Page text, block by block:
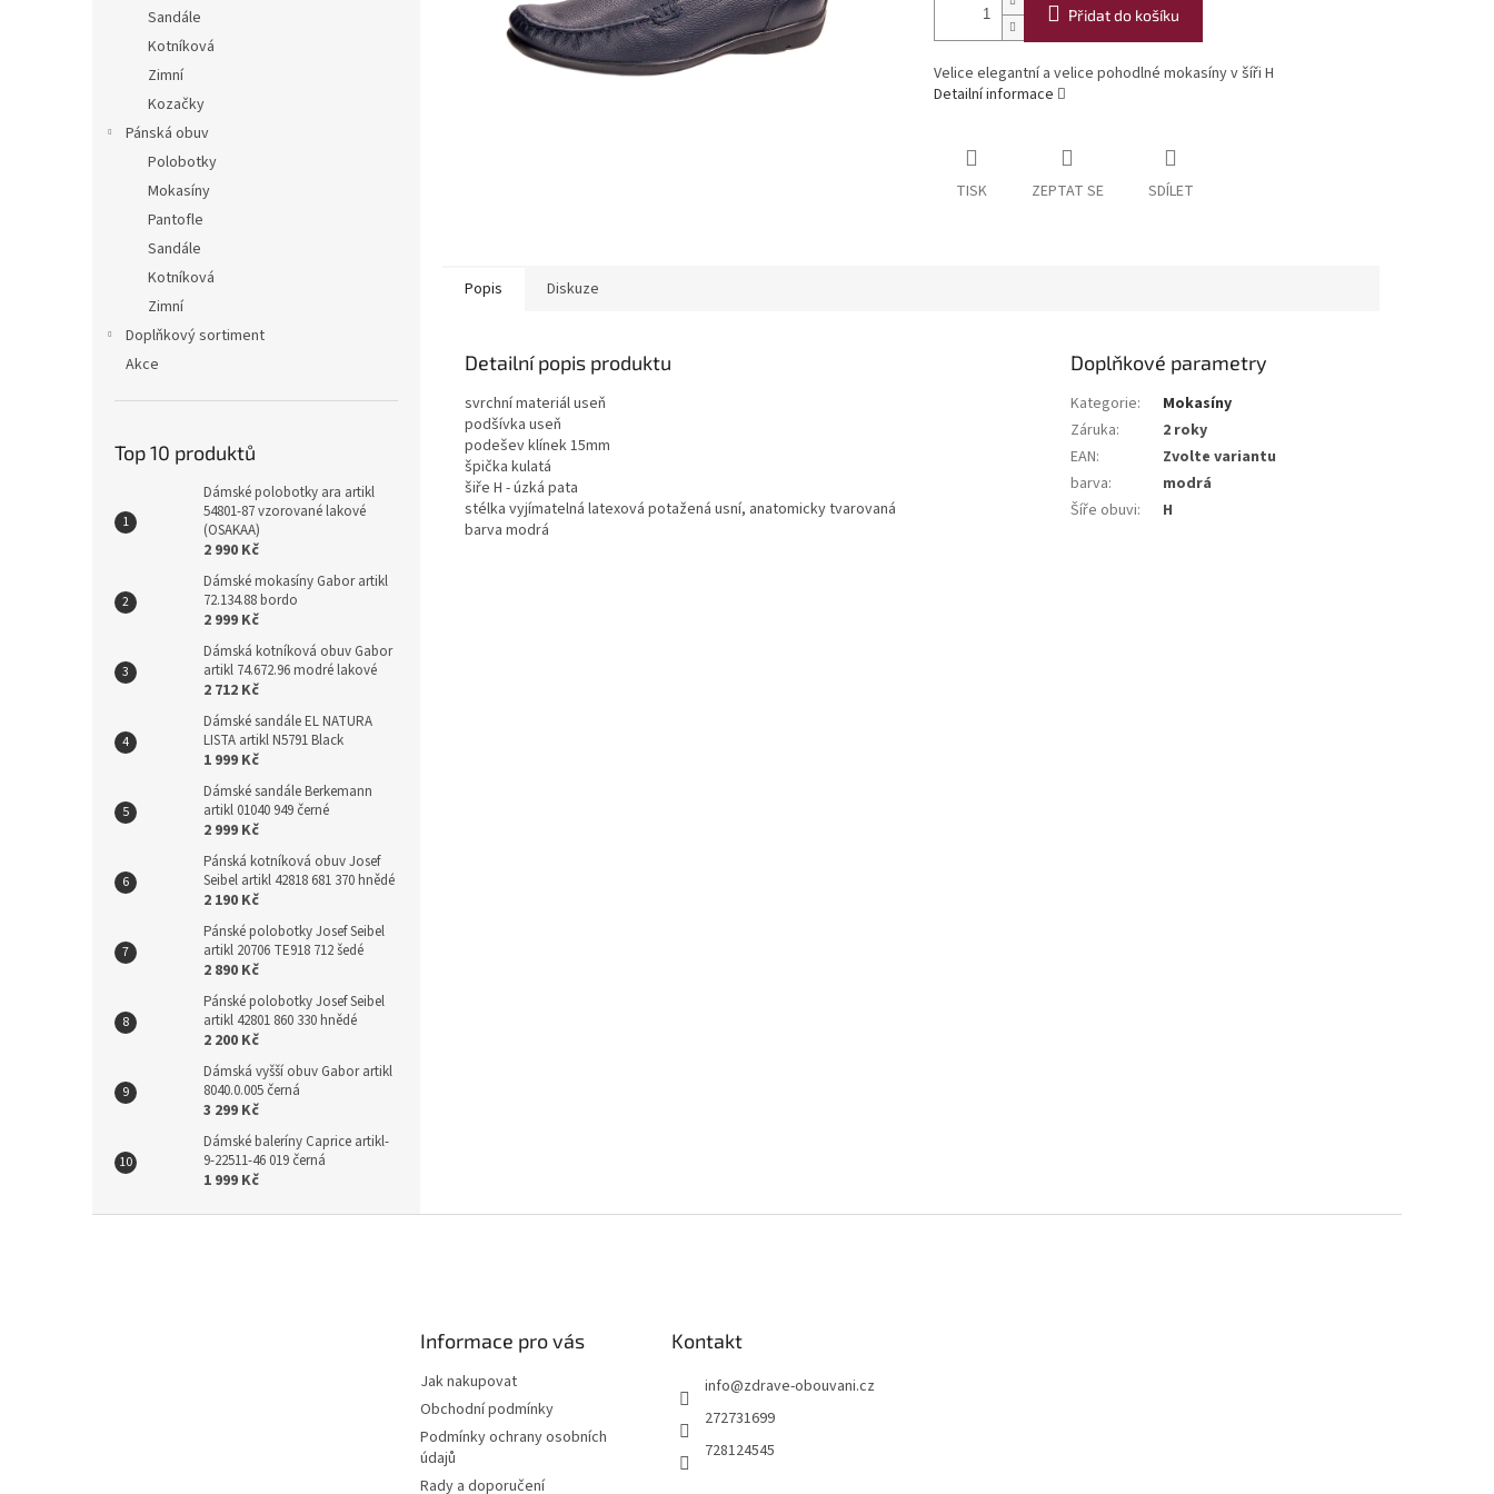
Sandále
Kotníková
Zimní
Kozačky
Pánská obuv
Polobotky
Mokasíny
Pantofle
Sandále
Kotníková
Zimní
Doplňkový sortiment
Akce
Top 10 produktů
Dámské polobotky ara artikl
54801-87 vzorované lakové
(OSAKAA)
2 990 Kč
Dámské mokasíny Gabor artikl
72.134.88 bordo
2 999 Kč
Dámská kotníková obuv Gabor
artikl 74.672.96 modré lakové
2 712 Kč
Dámské sandále EL NATURA
LISTA artikl N5791 Black
1 999 Kč
Dámské sandále Berkemann
artikl 01040 949 černé
2 999 Kč
Pánská kotníková obuv Josef
Seibel artikl 42818 681 370 hnědé
2 190 Kč
Pánské polobotky Josef Seibel
artikl 20706 TE918 712 šedé
2 890 Kč
Pánské polobotky Josef Seibel
artikl 42801 860 330 hnědé
2 200 Kč
Dámská vyšší obuv Gabor artikl
8040.0.005 černá
3 299 Kč
Dámské baleríny Caprice artikl-
9-22511-46 019 černá
1 999 Kč
Přidat do košíku
Velice elegantní a velice pohodlné mokasíny v šíři H
Detailní informace
TISK ZEPTAT SE SDÍLET
Popis Diskuze
Detailní popis produktu
svrchní materiál useň
podšívka useň
podešev klínek 15mm
špička kulatá
šiře H - úzká pata
stélka vyjímatelná latexová potažená usní, anatomicky tvarovaná
barva modrá
Doplňkové parametry
Kategorie:
Mokasíny
Záruka:
2 roky
EAN:
Zvolte variantu
barva:
modrá
Šíře obuvi: H
Informace pro vás
Jak nakupovat
Obchodní podmínky
Podmínky ochrany osobních
údajů
Rady a doporučení
Kontakt
info@zdrave-obouvani.cz
272731699
728124545